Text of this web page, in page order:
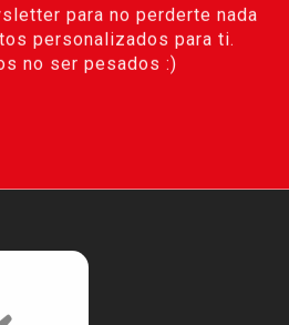
para no perderte nada
personalizados para ti.
no ser pesados :)